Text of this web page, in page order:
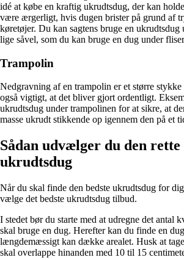
idé at købe en kraftig ukrudtsdug, der kan
være ærgerligt, hvis dugen brister på grund af
køretøjer. Du kan sagtens bruge en ukrudtsdug
lige såvel, som du kan bruge en dug under
Trampolin
Nedgravning af en trampolin er et større
også vigtigt, at det bliver gjort ordentligt.
ukrudtsdug under trampolinen for at sikre, at
masse ukrudt stikkende op igennem den på et
Sådan udvælger du den rette
ukrudtsdug
Når du skal finde den bedste ukrudtsdug for
vælge det bedste ukrudtsdug tilbud.
I stedet bør du starte med at udregne det antal
skal bruge en dug. Herefter kan du finde en
længdemæssigt kan dække arealet. Husk at
skal overlappe hinanden med 10 til 15